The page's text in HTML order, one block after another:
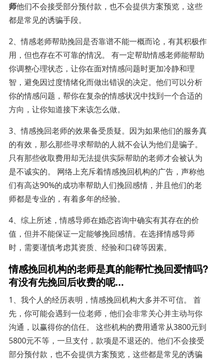
师他们不会接受部分预付款，也不会提供方案预览，这些
都是常见的诱骗手段。
2、情感老师帮助挽回是否靠谱不能一概而论，有其积极作
用，但也存在不可靠的情况。 有一定帮助情感老师能帮助
你调整心理状态，让你在面对情感问题时更加冷静和理
智，避免因过度情绪化而做出错误的决定。他们可以分析
你的情感问题，帮你在复杂的情感状况中找到一个合适的
方向，让你知道接下来该怎么做。
3、情感挽回老师的效果备受质疑。因为如果他们的服务真
的有效，那么那些寻求帮助的人就不会认为他们是骗子。
只有那些收取费用却无法提供实际帮助的老师才会被认为
是不诚实的。 网络上充斥着情感挽回机构的广告，声称他
们有高达90%的成功率帮助人们挽回感情，并且他们的老
师都是专业的，有着多年的经验。
4、综上所述，情感导师在婚恋咨询中确实有其存在的价
值，但并不能保证一定能够挽回感情。在选择情感导师
时，需要谨慎考虑其资质、经验和口碑等因素。
情感挽回机构的老师是真的能帮忙挽回爱情吗?
有没有先挽回后收费的呢...
1、我个人的经历表明，情感挽回机构大多并不可信。 首
先，你可能会遇到一位老师，他们会非常关心并主动与你
沟通，以赢得你的信任。 这些机构的费用通常从3800元到
5800元不等，一旦支付，款项是不退还的。他们不会接受
部分预付款，也不会提供方案预览，这些都是常见的诱骗